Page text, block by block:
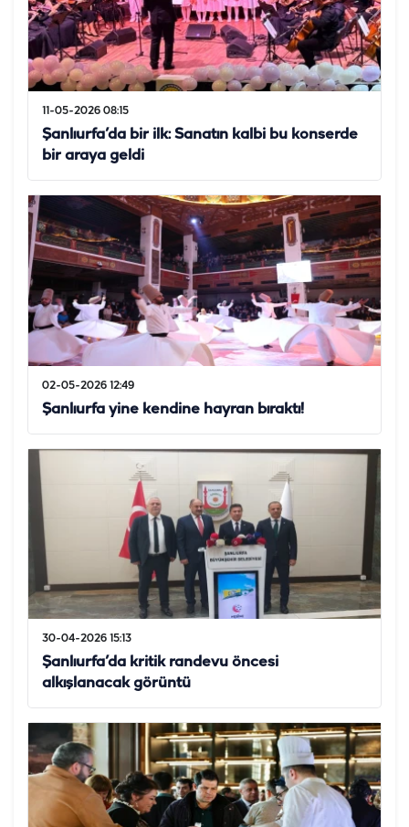
11-05-2026 08:15
Şanlıurfa’da bir ilk: Sanatın kalbi bu konserde
bir araya geldi
02-05-2026 12:49
Şanlıurfa yine kendine hayran bıraktı!
30-04-2026 15:13
Şanlıurfa’da kritik randevu öncesi
alkışlanacak görüntü